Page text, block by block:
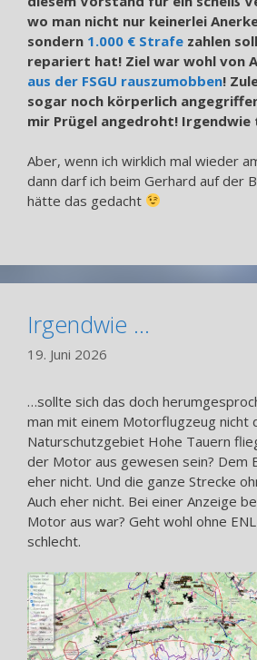
wo man nicht nur keinerlei
sondern 1.000 € Strafe zahlen
repariert hat! Ziel war wohl von
aus der FSGU rauszumobben!
sogar noch körperlich
mir Prügel angedroht!
Aber, wenn ich wirklich mal wieder
dann darf ich beim Gerhard auf der
hätte das gedacht
Irgendwie …
19. Juni 2026
…sollte sich das doch
man mit einem Motorflugzeug nicht
Naturschutzgebiet Hohe Tauern
der Motor aus gewesen sein? Dem
eher nicht. Und die ganze Strecke
Auch eher nicht. Bei einer Anzeige
Motor aus war? Geht wohl ohne
schlecht.